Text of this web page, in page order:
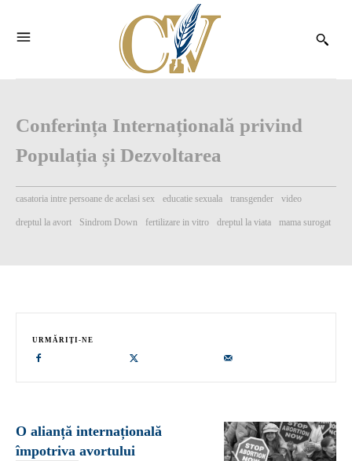
Conferința Internațională privind
Populația și Dezvoltarea
casatoria intre persoane de acelasi sex educatie sexuala transgender video
dreptul la avort Sindrom Down fertilizare in vitro dreptul la viata mama surogat
O alianță internațională
împotriva avortului
URMĂRIȚI-NE